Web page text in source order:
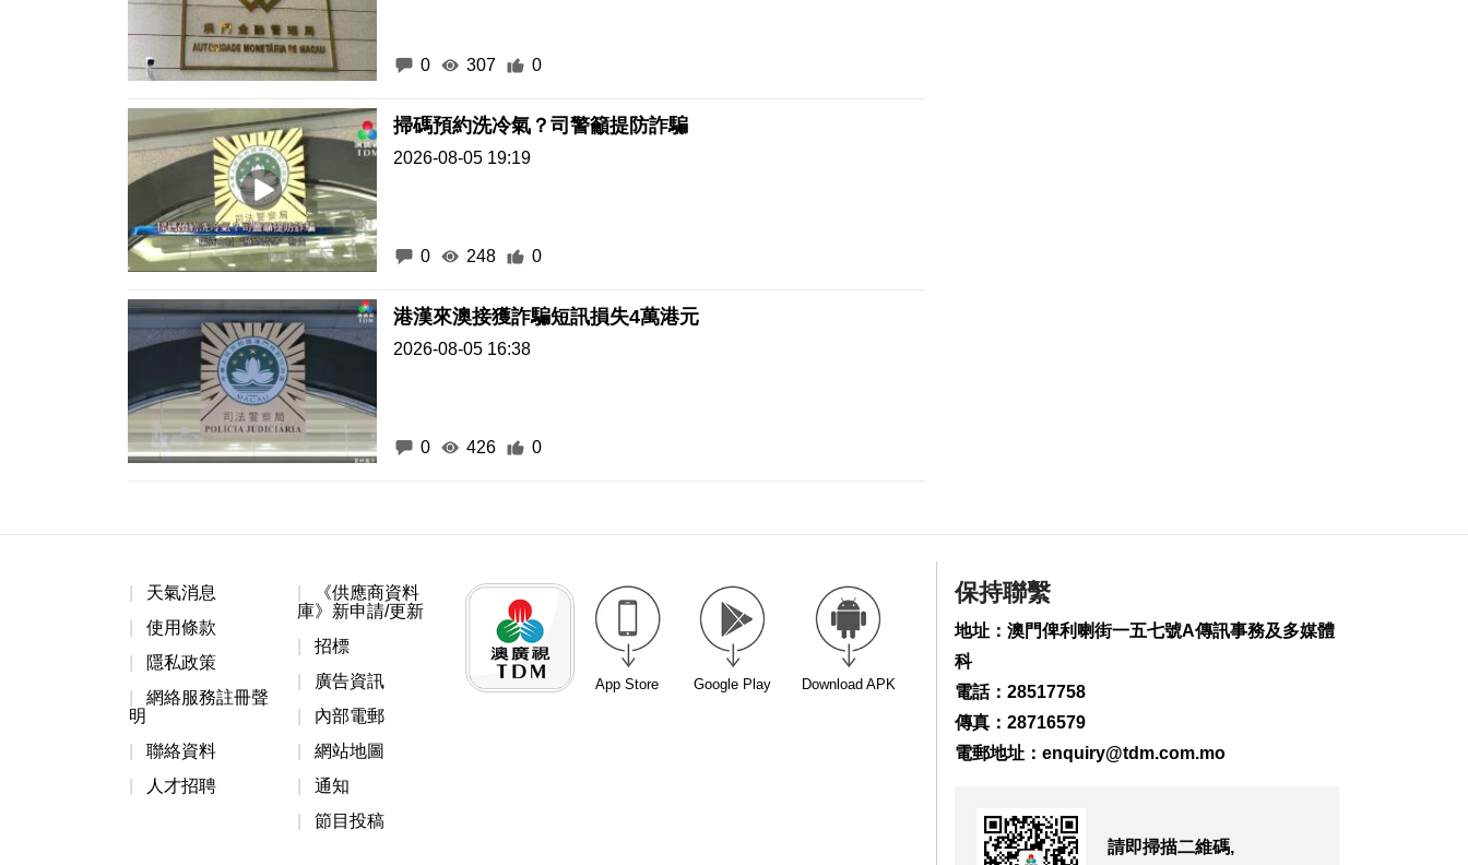
0 307 0
掃碼預約洗冷氣？司警籲提防詐騙
2026-08-05 19:19
0 248 0
港漢來澳接獲詐騙短訊損失4萬港元
2026-08-05 16:38
0 426 0
2026-08-06 10:58
2026-08-06 10:54
日晚舉行
天氣消息
使用條款
隱私政策
網絡服務註冊聲
明
聯絡資料
人才招聘
《供應商資料
庫》新申請/更新
招標
廣告資訊
內部電郵
網站地圖
通知
節目投稿
App Store Google Play Download APK
保持聯繫
地址：澳門俾利喇街一五七號A傳訊事務及多媒體
科
電話：28517758
傳真：28716579
電郵地址： enquiry@tdm.com.mo
請即掃描二維碼,